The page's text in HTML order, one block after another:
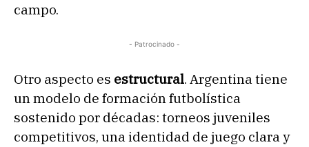
campo.
- Patrocinado -
Otro aspecto es estructural. Argentina tiene
un modelo de formación futbolística
sostenido por décadas: torneos juveniles
competitivos, una identidad de juego clara y